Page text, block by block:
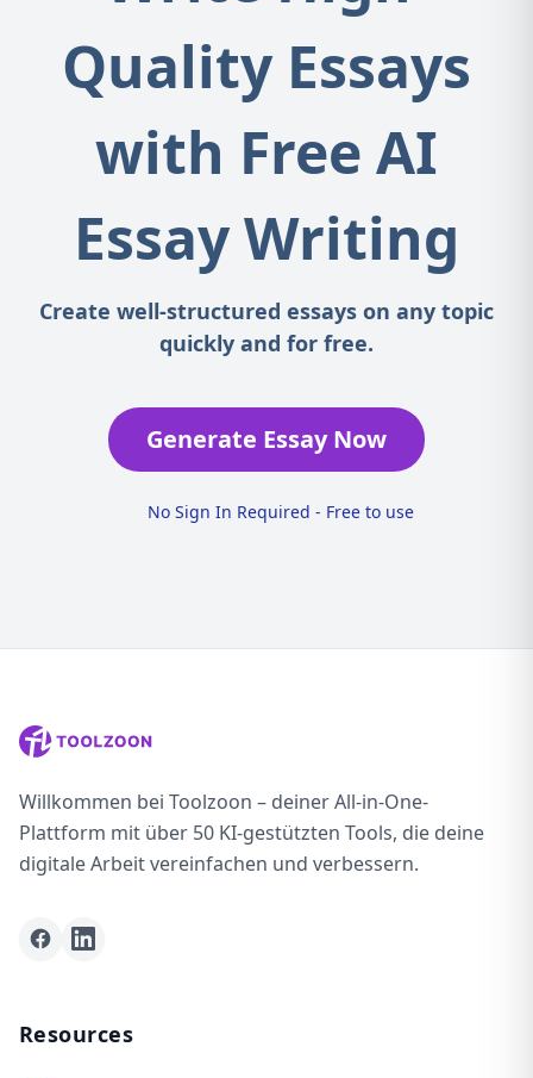
Quality Essays
with Free AI
Essay Writing
Create well-structured essays on any topic
quickly and for free.
Generate Essay Now
No Sign In Required - Free to use
Willkommen bei Toolzoon – deiner All-in-One-
Plattform mit über 50 KI-gestützten Tools, die deine
digitale Arbeit vereinfachen und verbessern.
Resources